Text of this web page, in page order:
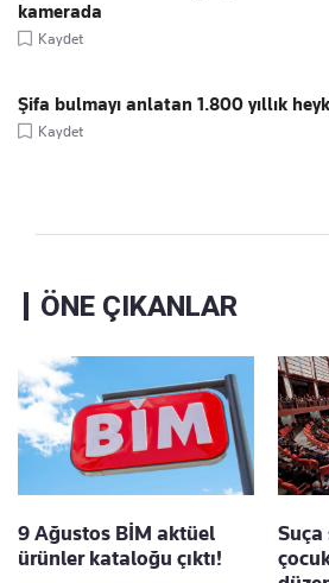
kamerada
Kaydet
Şifa bulmayı anlatan 1.800 yıllık
Kaydet
ÖNE ÇIKANLAR
9 Ağustos BİM aktüel
ürünler kataloğu çıktı!
Suça